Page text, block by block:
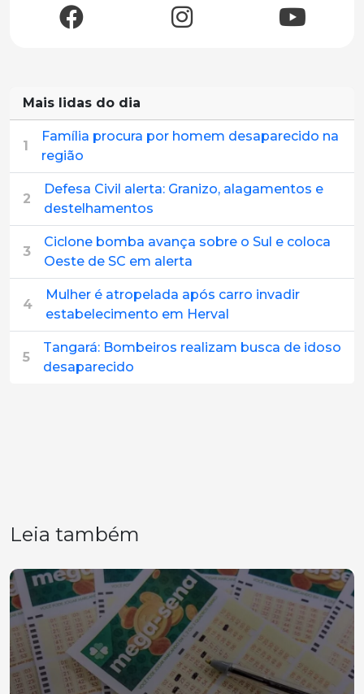
Mais lidas do dia
1
Família procura por homem desaparecido na
região
2
Defesa Civil alerta: Granizo, alagamentos e
destelhamentos
3
Ciclone bomba avança sobre o Sul e coloca
Oeste de SC em alerta
4
Mulher é atropelada após carro invadir
estabelecimento em Herval
5
Tangará: Bombeiros realizam busca de idoso
desaparecido
Leia também